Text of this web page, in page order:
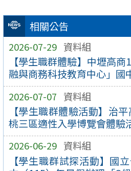
相關公告
2026-07-29 資料組
【學生職群體驗】中壢高
融與商務科技教育中心」國
2026-07-07 資料組
【學生職群體驗活動】治
桃三區適性入學博覽會體驗
2026-06-29 資料組
【學生職群試探活動】國